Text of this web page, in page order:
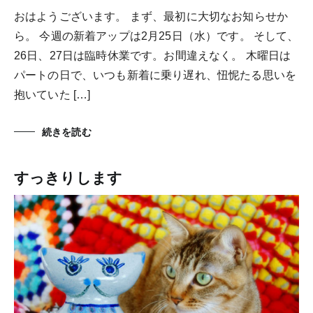
おはようございます。 まず、最初に大切なお知らせか
ら。 今週の新着アップは2月25日（水）です。 そして、
26日、27日は臨時休業です。お間違えなく。 木曜日は
パートの日で、いつも新着に乗り遅れ、忸怩たる思いを
抱いていた […]
続きを読む
すっきりします